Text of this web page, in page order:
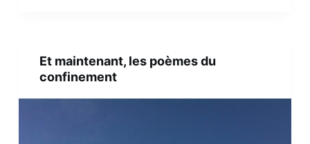
Et maintenant, les poèmes du
confinement